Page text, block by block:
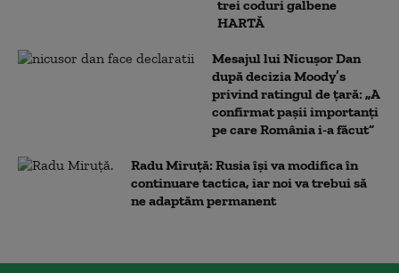
trei coduri galbene
HARTĂ
Mesajul lui Nicușor Dan
după decizia Moody’s
privind ratingul de țară: „A
confirmat pașii importanți
pe care România i-a făcut”
Radu Miruță: Rusia își va modifica în
continuare tactica, iar noi va trebui să
ne adaptăm permanent